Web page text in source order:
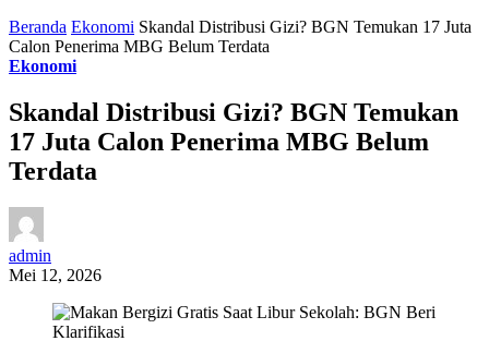
Beranda Ekonomi Skandal Distribusi Gizi? BGN Temukan 17 Juta
Calon Penerima MBG Belum Terdata
Ekonomi
Skandal Distribusi Gizi? BGN Temukan
17 Juta Calon Penerima MBG Belum
Terdata
admin
Mei 12, 2026